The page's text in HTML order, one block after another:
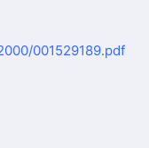
001529189.pdf